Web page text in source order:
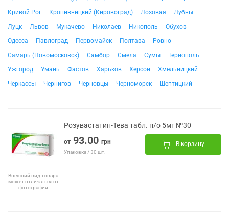
Кривой Рог
Кропивницкий (Кировоград) Лозовая
Лубны
Луцк
Львов Мукачево Николаев Никополь
Обухов
Одесса
Павлоград Первомайск Полтава
Ровно
Самарь (Новомосковск)
Самбор Смела Сумы
Тернополь
Ужгород
Умань Фастов Харьков Херсон
Хмельницкий
Черкассы
Чернигов Черновцы Черноморск Шептицкий
Внешний вид товара
может отличаться от
фотографии
Розувастатин-Тева табл. п/о 5мг №30
от 93.00 грн
Упаковка / 30 шт.
В корзину